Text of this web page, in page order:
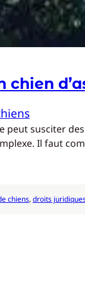
peut susciter
Il faut
chiens, droits